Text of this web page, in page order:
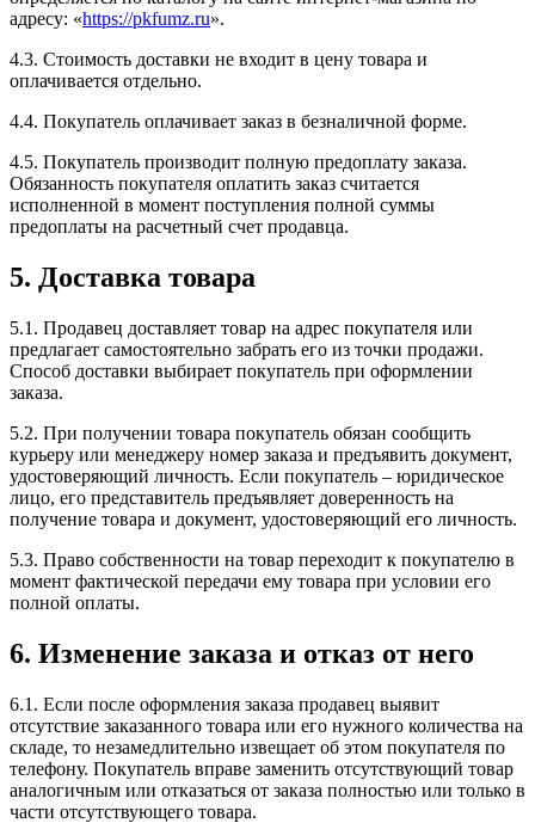
адресу: «https://pkfumz.ru».
4.3. Стоимость доставки не входит в цену товара и
оплачивается отдельно.
4.4. Покупатель оплачивает заказ в безналичной форме.
4.5. Покупатель производит полную предоплату заказа.
Обязанность покупателя оплатить заказ считается
исполненной в момент поступления полной суммы
предоплаты на расчетный счет продавца.
5. Доставка товара
5.1. Продавец доставляет товар на адрес покупателя или
предлагает самостоятельно забрать его из точки продажи.
Способ доставки выбирает покупатель при оформлении
заказа.
5.2. При получении товара покупатель обязан сообщить
курьеру или менеджеру номер заказа и предъявить документ,
удостоверяющий личность. Если покупатель – юридическое
лицо, его представитель предъявляет доверенность на
получение товара и документ, удостоверяющий его личность.
5.3. Право собственности на товар переходит к покупателю в
момент фактической передачи ему товара при условии его
полной оплаты.
6. Изменение заказа и отказ от него
6.1. Если после оформления заказа продавец выявит
отсутствие заказанного товара или его нужного количества на
складе, то незамедлительно извещает об этом покупателя по
телефону. Покупатель вправе заменить отсутствующий товар
аналогичным или отказаться от заказа полностью или только в
части отсутствующего товара.